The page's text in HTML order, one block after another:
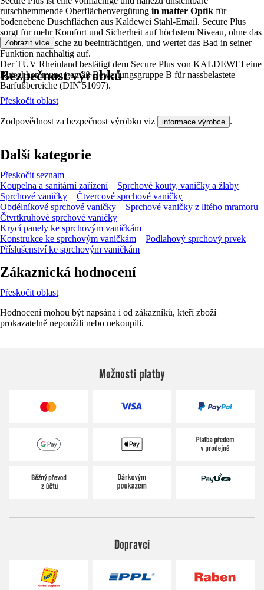
rutschhemmende Oberflächenvergütung in matter Optik für
bodenebene Duschflächen aus Kaldewei Stahl-Email. Secure Plus
sorgt für mehr Komfort und Sicherheit auf höchstem Niveau, ohne das
Design der Dusche zu beeinträchtigen, und wertet das Bad in seiner
Funktion nachhaltig auf.
Der TÜV Rheinland bestätigt dem Secure Plus von KALDEWEI eine
Rutschhemmung gemäß Bewertungsgruppe B für nassbelastete
Barfußbereiche (DIN 51097).
Zobrazit více
Bezpečnost výrobků
Přeskočit oblast
Zodpovědnost za bezpečnost výrobku viz informace výrobce .
Další kategorie
Přeskočit seznam
Koupelna a sanitární zařízení
Sprchové kouty, vaničky a žlaby
Sprchové vaničky
Čtvercové sprchové vaničky
Obdélníkové sprchové vaničky
Sprchové vaničky z litého mramoru
Čtvrtkruhové sprchové vaničky
Krycí panely ke sprchovým vaničkám
Konstrukce ke sprchovým vaničkám
Podlahový sprchový prvek
Příslušenství ke sprchovým vaničkám
Zákaznická hodnocení
Přeskočit oblast
Hodnocení mohou být napsána i od zákazníků, kteří zboží
prokazatelně nepoužili nebo nekoupili.
Možnosti platby
Dopravci